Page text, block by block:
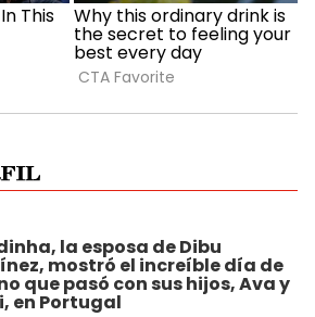
la esposa de Dibu
mostró el increíble día de
que pasó con sus hijos, Ava y
en Portugal